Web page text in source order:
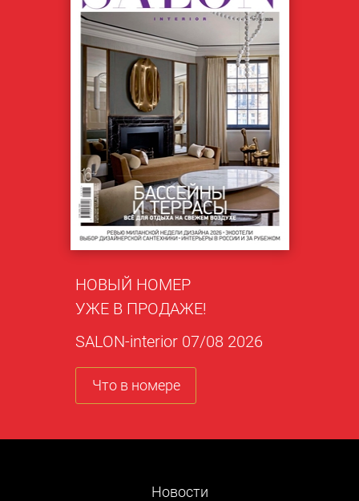
НОВЫЙ НОМЕР
УЖЕ В ПРОДАЖЕ!
SALON-interior 07/08 2026
Что в номере
Новости